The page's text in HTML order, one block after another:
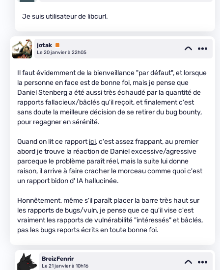
Je suis utilisateur de libcurl.
jotak Premium
Le 20 janvier à 22h05
Il faut évidemment de la bienveillance "par défaut", et lorsque
la personne en face est de bonne foi, mais je pense que
Daniel Stenberg a été aussi très échaudé par la quantité de
rapports fallacieux/bâclés qu'il reçoit, et finalement c'est
sans doute la meilleure décision de se retirer du bug bounty,
pour regagner en sérénité.
Quand on lit ce rapportici, c'est assez frappant, au premier
abord je trouve la réaction de Daniel excessive/agressive
parceque le problème paraît réel, mais la suite lui donne
raison, il arrive à faire cracher le morceau comme quoi c'est
un rapport bidon d' IA hallucinée.
Honnêtement, même s'il paraît placer la barre très haut sur
les rapports de bugs/vuln, je pense que ce qu'il vise c'est
vraiment les rapports de vulnérabilité "intéressés" et bâclés,
pas les bugs reports écrits en toute bonne foi.
BreizFenrir
Le 21 janvier à 10h16